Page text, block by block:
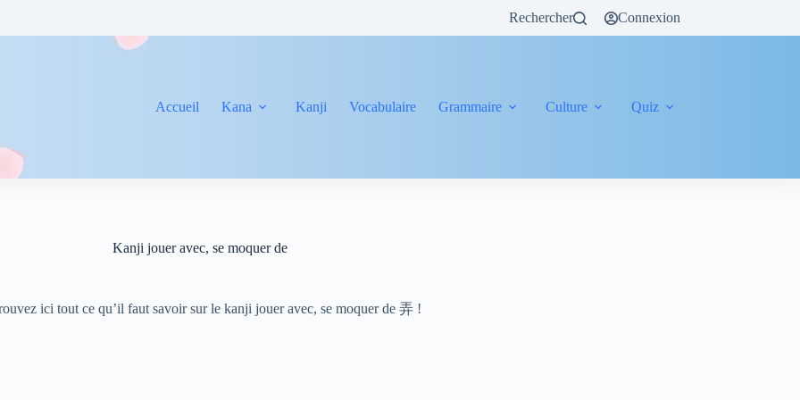
Rechercher Connexion
Accueil Kana Kanji Vocabulaire Grammaire Culture Quiz
Kanji jouer avec, se moquer de
ici tout ce qu’il faut savoir sur le kanji jouer avec, se moquer de 弄 !